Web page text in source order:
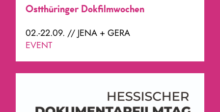
Ostthüringer Dokfilmwochen
02.-22.09. // JENA + GERA
EVENT